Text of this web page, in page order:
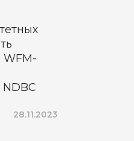
28.11.2023